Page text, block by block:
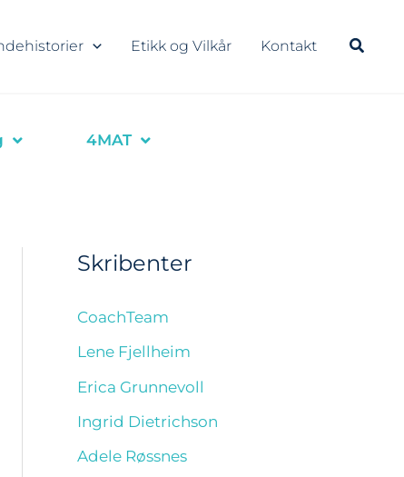
Etikk og Vilkår Kontakt
4MAT
Skribenter
CoachTeam
Lene Fjellheim
Erica Grunnevoll
Ingrid Dietrichson
Adele Røssnes